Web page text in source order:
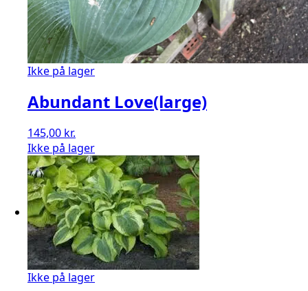
Ikke på lager
Abundant Love(large)
145,00 kr.
Ikke på lager
Ikke på lager